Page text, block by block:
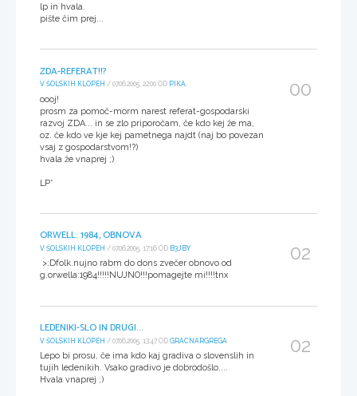
lp in hvala.
pište čim prej...
ZDA-REFERAT!!?
V ŠOLSKIH KLOPEH / 07.06.2005, 22:00 OD PIKA.
oooj!
prosm za pomoč-morm narest referat-gospodarski
razvoj ZDA... in se zlo priporočam, če kdo kej že ma,
oz. če kdo ve kje kej pametnega najdt (naj bo povezan
vsaj z gospodarstvom!?)
hvala že vnaprej ;)
LP*
00
ORWELL: 1984, OBNOVA
V ŠOLSKIH KLOPEH / 07.06.2005, 17:16 OD B3JBY
>:Dfolk.nujno rabm do dons zvečer obnovo od
g.orwella:1984!!!!!NUJNO!!!pomagejte mi!!!!tnx
02
LEDENIKI-SLO IN DRUGI...
V ŠOLSKIH KLOPEH / 07.06.2005, 13:47 OD GRACNARGREGA
Lepo bi prosu, če ima kdo kaj gradiva o slovenslih in
tujih ledenikih. Vsako gradivo je dobrodošlo....
Hvala vnaprej ;)
02